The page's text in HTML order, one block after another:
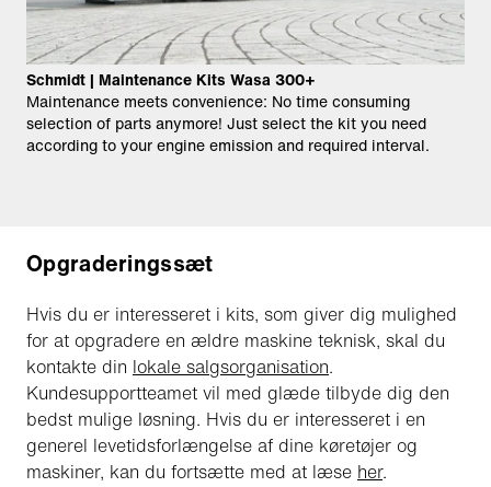
Schmidt | Maintenance Kits Wasa 300+
Maintenance meets convenience: No time consuming
selection of parts anymore!​ Just select the kit you need
according to your engine emission and required interval.
Opgraderingssæt
Hvis du er interesseret i kits, som giver dig mulighed
for at opgradere en ældre maskine teknisk, skal du
kontakte din lokale salgsorganisation.
Kundesupportteamet vil med glæde tilbyde dig den
bedst mulige løsning. Hvis du er interesseret i en
generel levetidsforlængelse af dine køretøjer og
maskiner, kan du fortsætte med at læse her.